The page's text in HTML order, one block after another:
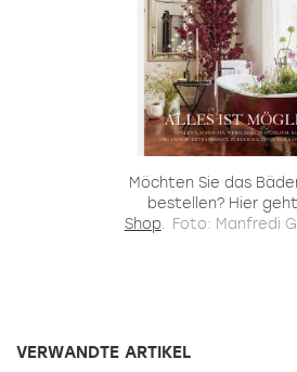
Möchten Sie das
bestellen? Hier
Shop. Foto: Manfredi
VERWANDTE ARTIKEL